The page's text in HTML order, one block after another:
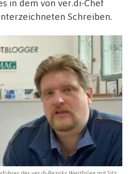
in dem von ver.di-Chef
Schreiben.